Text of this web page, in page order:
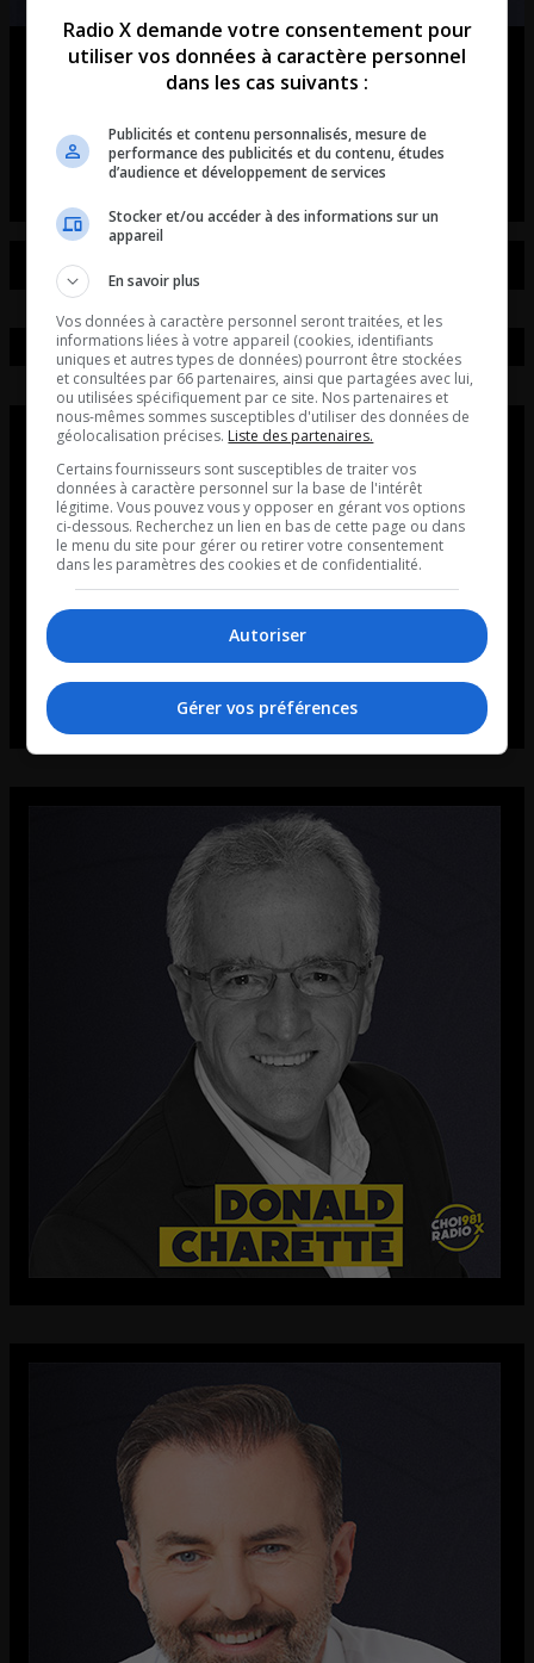
Ouellet en direct – Intégral du 07-
Ouellet en direct - Intégral du 07-08-2026
Radio X demande votre consentement pour
utiliser vos données à caractère personnel
dans les cas suivants :
Publicités et contenu personnalisés, mesure de
performance des publicités et du contenu, études
d’audience et développement de services
Stocker et/ou accéder à des informations sur un
appareil
En savoir plus
Vos données à caractère personnel seront traitées, et les
informations liées à votre appareil (cookies, identifiants
uniques et autres types de données) pourront être stockées
et consultées par 66 partenaires, ainsi que partagées avec lui,
ou utilisées spécifiquement par ce site. Nos partenaires et
nous-mêmes sommes susceptibles d'utiliser des données de
géolocalisation précises. Liste des partenaires.
Certains fournisseurs sont susceptibles de traiter vos
données à caractère personnel sur la base de l'intérêt
légitime. Vous pouvez vous y opposer en gérant vos options
ci-dessous. Recherchez un lien en bas de cette page ou dans
le menu du site pour gérer ou retirer votre consentement
dans les paramètres des cookies et de confidentialité.
Autoriser
Gérer vos préférences